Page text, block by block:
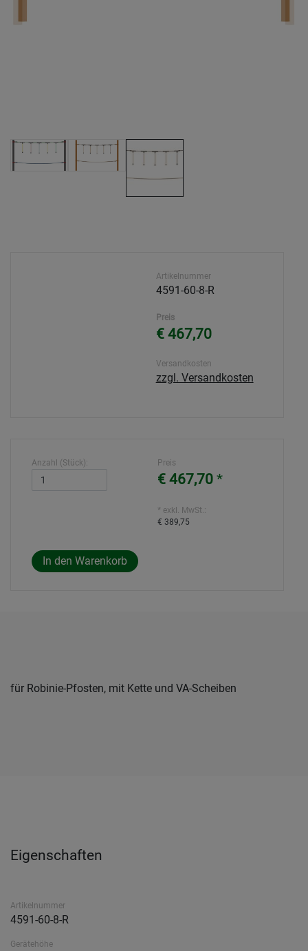
Artikelnummer
4591-60-8-R
Preis
€ 467,70
Versandkosten
zzgl. Versandkosten
Anzahl (Stück): Preis
€ 467,70 *
* exkl. MwSt.:
€ 389,75
für Robinie-Pfosten, mit Kette und VA-Scheiben
Eigenschaften
Artikelnummer
4591-60-8-R
Gerätehöhe